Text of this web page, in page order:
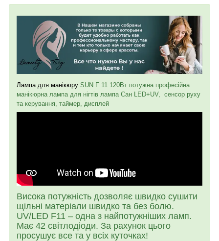
Лампа для манікюру SUN F 11 120Вт потужна професійна
манікюрна лампа для нігтів лампа Сан LED+UV, сенсор руху
та керування, таймер, дисплей
Висока потужність дозволяє швидко сушити
щільні матеріали швидко та без болю.
UV/LED F11 – одна з найпотужніших ламп.
Має 42 світлодіоди. За рахунок цього
просушує все та у всіх куточках!